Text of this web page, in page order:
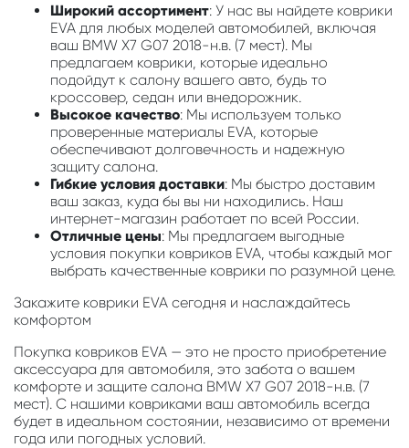
Широкий ассортимент: У нас вы найдете коврики
EVA для любых моделей автомобилей, включая
ваш BMW X7 G07 2018-н.в. (7 мест). Мы
предлагаем коврики, которые идеально
подойдут к салону вашего авто, будь то
кроссовер, седан или внедорожник.
Высокое качество: Мы используем только
проверенные материалы EVA, которые
обеспечивают долговечность и надежную
защиту салона.
Гибкие условия доставки: Мы быстро доставим
ваш заказ, куда бы вы ни находились. Наш
интернет-магазин работает по всей России.
Отличные цены: Мы предлагаем выгодные
условия покупки ковриков EVA, чтобы каждый мог
выбрать качественные коврики по разумной цене.
Закажите коврики EVA сегодня и наслаждайтесь
комфортом
Покупка ковриков EVA — это не просто приобретение
аксессуара для автомобиля, это забота о вашем
комфорте и защите салона BMW X7 G07 2018-н.в. (7
мест). С нашими ковриками ваш автомобиль всегда
будет в идеальном состоянии, независимо от времени
года или погодных условий.